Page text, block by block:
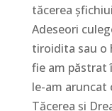
tăcerea
Adeseori
tiroidita sau o
fie am păstrat
le-am aruncat
Tăcerea și